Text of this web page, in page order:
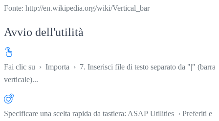
Fonte: http://en.wikipedia.org/wiki/Vertical_bar
Avvio dell'utilità
Fai clic su › Importa › 7. Inserisci file di testo separato da "|" (barra
verticale)...
Specificare una scelta rapida da tastiera: ASAP Utilities › Preferiti e